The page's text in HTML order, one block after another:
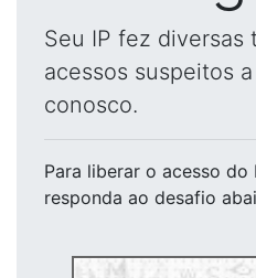
Seu IP fez diversas
acessos suspeitos
conosco.
Para liberar o acesso do
responda ao desafio